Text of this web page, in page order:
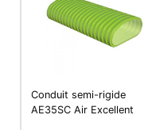
Conduit semi-rigide
AE35SC Air Excellent